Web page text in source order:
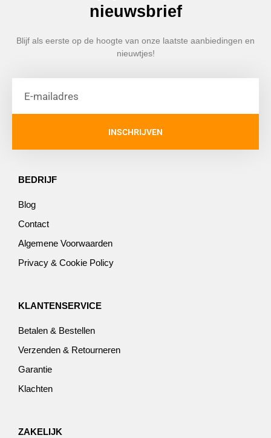
nieuwsbrief
Blijf als eerste op de hoogte van onze laatste aanbiedingen en
nieuwtjes!
INSCHRIJVEN
BEDRIJF
Blog
Contact
Algemene Voorwaarden
Privacy & Cookie Policy
KLANTENSERVICE
Betalen & Bestellen
Verzenden & Retourneren
Garantie
Klachten
ZAKELIJK